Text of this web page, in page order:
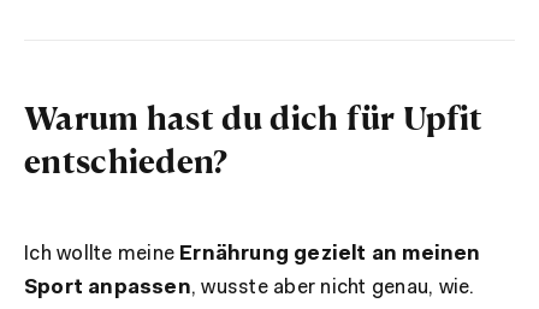
Warum hast du dich für Upfit
entschieden?
Ich wollte meine Ernährung gezielt an meinen
Sport anpassen, wusste aber nicht genau, wie.